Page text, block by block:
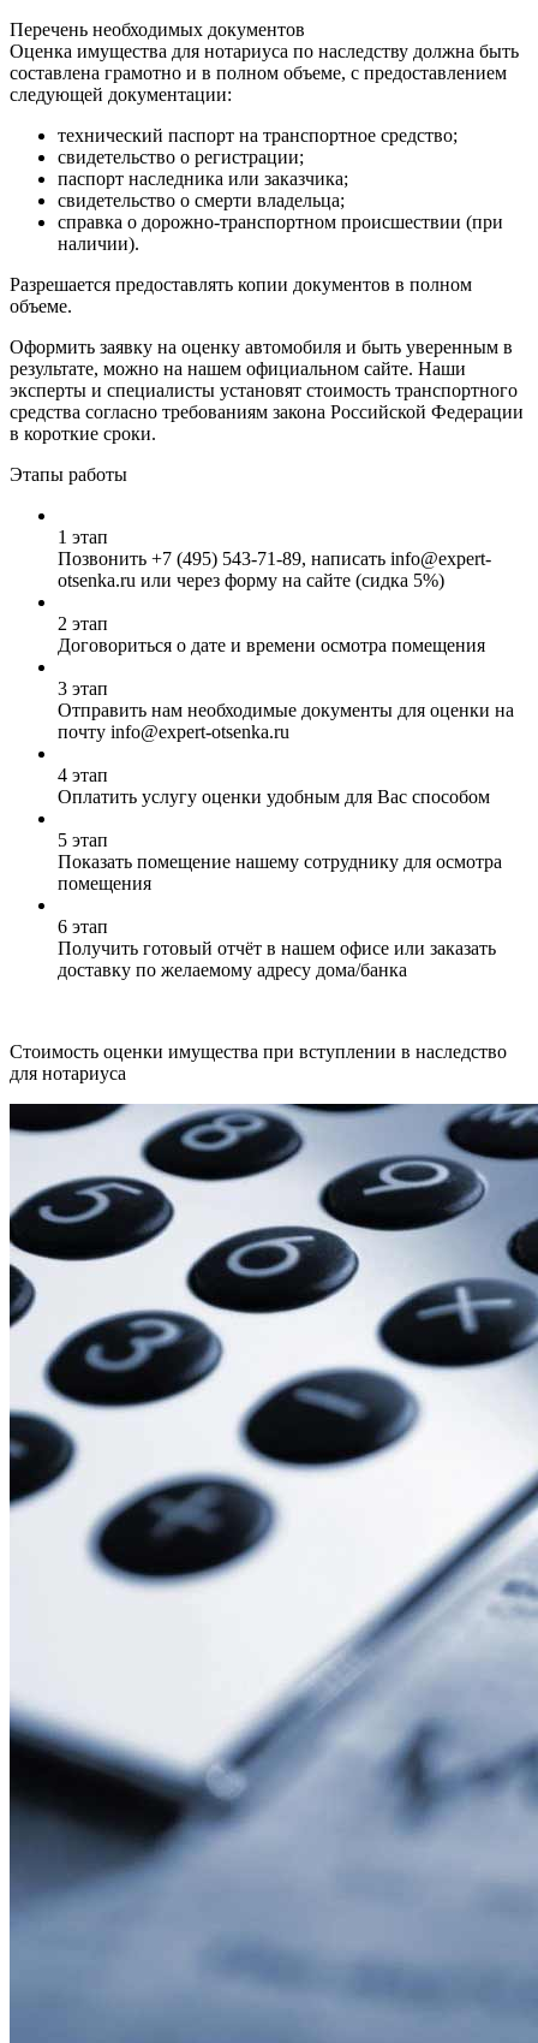
Перечень необходимых документов
Оценка имущества для нотариуса по наследству должна быть
составлена грамотно и в полном объеме, с предоставлением
следующей документации:
технический паспорт на транспортное средство;
свидетельство о регистрации;
паспорт наследника или заказчика;
свидетельство о смерти владельца;
справка о дорожно-транспортном происшествии (при
наличии).
Разрешается предоставлять копии документов в полном
объеме.
Оформить заявку на оценку автомобиля и быть уверенным в
результате, можно на нашем официальном сайте. Наши
эксперты и специалисты установят стоимость транспортного
средства согласно требованиям закона Российской Федерации
в короткие сроки.
Этапы работы
1 этап
Позвонить +7 (495) 543-71-89, написать info@expert-
otsenka.ru или через форму на сайте (сидка 5%)
2 этап
Договориться о дате и времени осмотра помещения
3 этап
Отправить нам необходимые документы для оценки на
почту info@expert-otsenka.ru
4 этап
Оплатить услугу оценки удобным для Вас способом
5 этап
Показать помещение нашему сотруднику для осмотра
помещения
6 этап
Получить готовый отчёт в нашем офисе или заказать
доставку по желаемому адресу дома/банка
Стоимость оценки имущества при вступлении в наследство
для нотариуса